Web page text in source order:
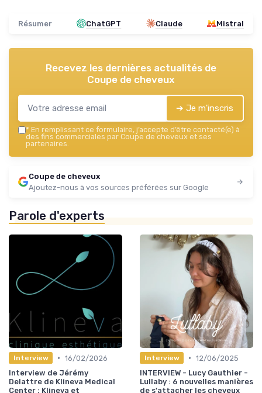
Résumer ChatGPT Claude Mistral
Recevez les dernières actualités de
Coupe de cheveux
➔ Je m'inscris
* En remplissant ce formulaire, j’accepte d’être contacté(e) à
des fins commerciales par Coupe de cheveux et ses
partenaires.
Coupe de cheveux
Ajoutez-nous à vos sources préférées sur Google
Parole d'experts
Interview • 16/02/2026
Interview de Jérémy
Delattre de Klineva Medical
Center : Klineva et
Interview • 12/06/2025
INTERVIEW - Lucy Gauthier -
Lullaby : 6 nouvelles manières
de s'attacher les cheveux